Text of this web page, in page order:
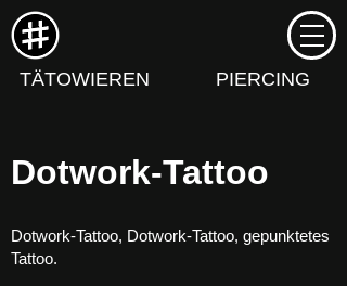
TÄTOWIEREN PIERCING
Dotwork-Tattoo
Dotwork-Tattoo, Dotwork-Tattoo, gepunktetes
Tattoo.